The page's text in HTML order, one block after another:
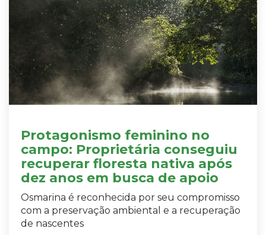
Protagonismo feminino no
campo: Proprietária conseguiu
recuperar floresta nativa após
dez anos em busca de apoio
Osmarina é reconhecida por seu compromisso
com a preservação ambiental e a recuperação
de nascentes